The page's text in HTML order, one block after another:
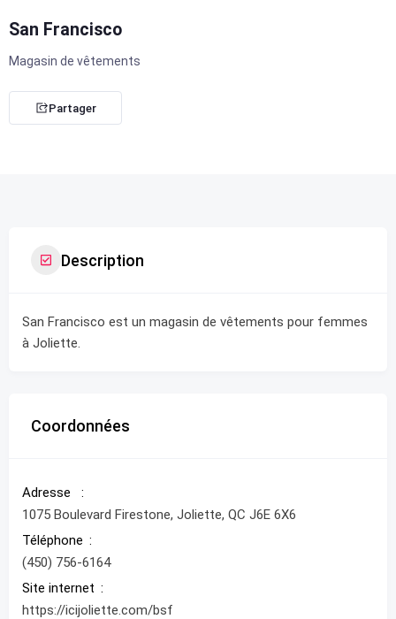
San Francisco
Magasin de vêtements
Partager
Description
San Francisco est un magasin de vêtements pour femmes
à Joliette.
Coordonnées
Adresse
1075 Boulevard Firestone, Joliette, QC J6E 6X6
Téléphone
(450) 756-6164
Site internet
https://icijoliette.com/bsf